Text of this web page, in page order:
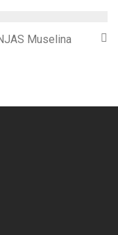
hasta 18,00€
Muselina